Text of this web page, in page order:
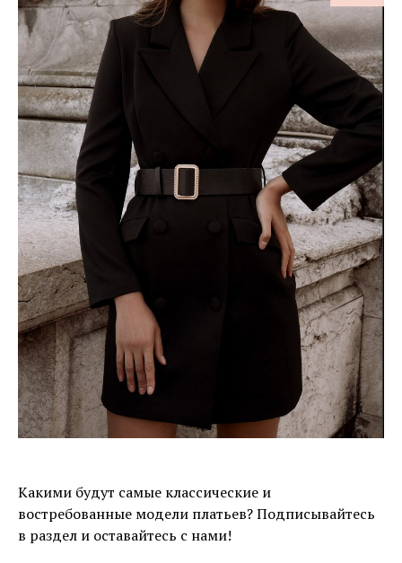
Какими будут самые классические и
востребованные модели платьев? Подписывайтесь
в раздел и оставайтесь с нами!